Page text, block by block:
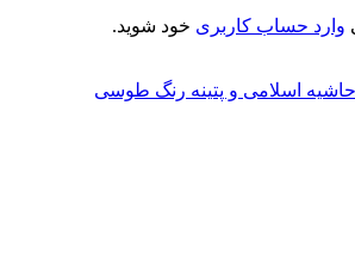
وارد حساب کاربریخود شوید.